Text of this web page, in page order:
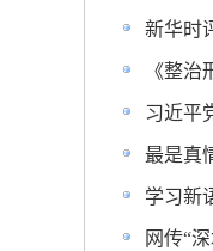
新华时
《整
习近平
最是真
学习新
网传“